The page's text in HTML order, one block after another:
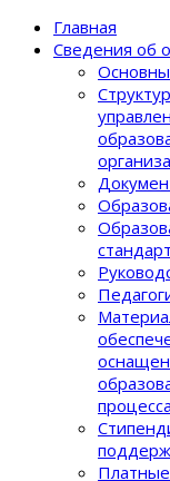
Главная
Сведения об